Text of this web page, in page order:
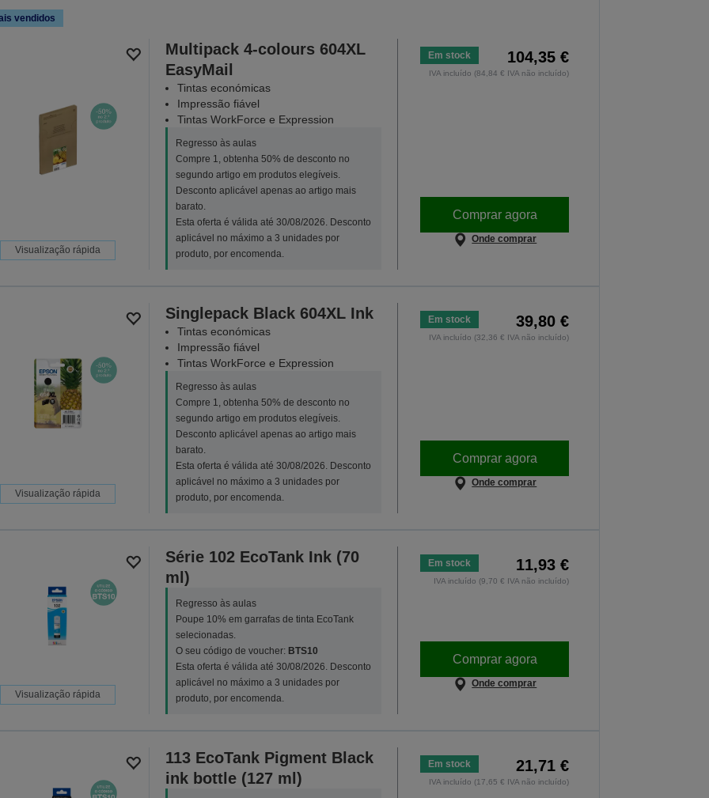
vendidos
Visualização rápida
Multipack 4-colours 604XL
EasyMail
Tintas económicas
Impressão fiável
Tintas WorkForce e Expression
Regresso às aulas
Compre 1, obtenha 50% de desconto no
segundo artigo em produtos elegíveis.
Desconto aplicável apenas ao artigo mais
barato.
Esta oferta é válida até 30/08/2026. Desconto
aplicável no máximo a 3 unidades por
produto, por encomenda.
Em stock 104,35 €
IVA incluído (84,84 € IVA não incluído)
Comprar agora
Onde comprar
Visualização rápida
Singlepack Black 604XL Ink
Tintas económicas
Impressão fiável
Tintas WorkForce e Expression
Regresso às aulas
Compre 1, obtenha 50% de desconto no
segundo artigo em produtos elegíveis.
Desconto aplicável apenas ao artigo mais
barato.
Esta oferta é válida até 30/08/2026. Desconto
aplicável no máximo a 3 unidades por
produto, por encomenda.
Em stock 39,80 €
IVA incluído (32,36 € IVA não incluído)
Comprar agora
Onde comprar
Visualização rápida
Série 102 EcoTank Ink (70
ml)
Regresso às aulas
Poupe 10% em garrafas de tinta EcoTank
selecionadas.
O seu código de voucher: BTS10
Esta oferta é válida até 30/08/2026. Desconto
aplicável no máximo a 3 unidades por
produto, por encomenda.
Em stock 11,93 €
IVA incluído (9,70 € IVA não incluído)
Comprar agora
Onde comprar
113 EcoTank Pigment Black
ink bottle (127 ml)
Em stock 21,71 €
IVA incluído (17,65 € IVA não incluído)